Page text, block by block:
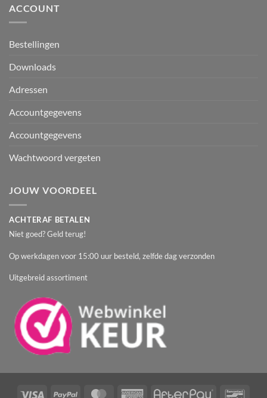
ACCOUNT
Bestellingen
Downloads
Adressen
Accountgegevens
Accountgegevens
Wachtwoord vergeten
JOUW VOORDEEL
ACHTERAF BETALEN
Niet goed? Geld terug!
Op werkdagen voor 15:00 uur besteld, zelfde dag verzonden
Uitgebreid assortiment
Visa PayPal MasterCardAmerican AfterPay